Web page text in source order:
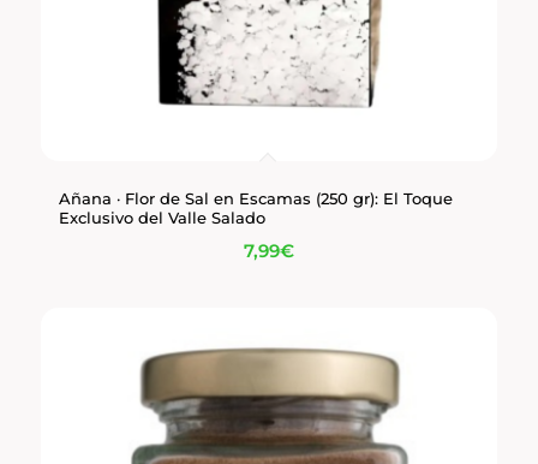
Añana · Flor de Sal en Escamas (250 gr): El Toque
Exclusivo del Valle Salado
7,99€